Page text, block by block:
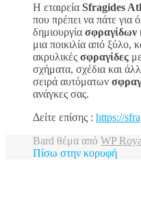
Η εταιρεία Sfragides
που πρέπει να πάτε για
δημιουργία σφραγίδων
μια ποικιλία από ξύλο,
ακρυλικές σφραγίδες
σχήματα, σχέδια και
σειρά αυτόματων
ανάγκες σας.
Δείτε επίσης : https://
Bard θέμα από WP
Πίσω στην κορυφή